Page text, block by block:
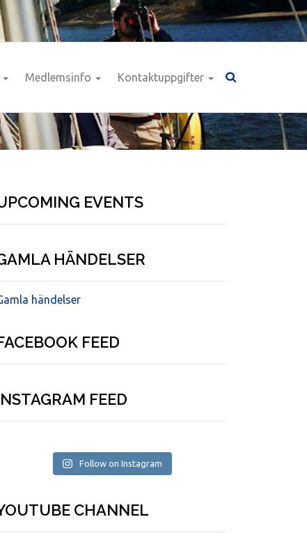
Medlemsinfo Kontaktuppgifter
EVENTS
HÄNDELSER
händelser
FEED
FEED
Follow on Instagram
CHANNEL